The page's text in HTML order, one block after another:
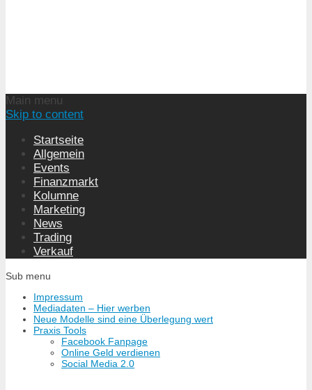
Main menu
Skip to content
Startseite
Allgemein
Events
Finanzmarkt
Kolumne
Marketing
News
Trading
Verkauf
Sub menu
Impressum
Mediadaten – Hier werben
Neue Modelle sind eine Überlegung wert
Praxis Tools
Facebook Fanpage
Online Geld verdienen
Social Media 2.0